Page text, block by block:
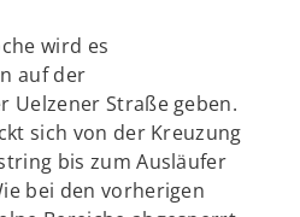
wird es
auf der
Uelzener Straße geben.
sich von der Kreuzung
bis zum Ausläufer
bei den vorherigen